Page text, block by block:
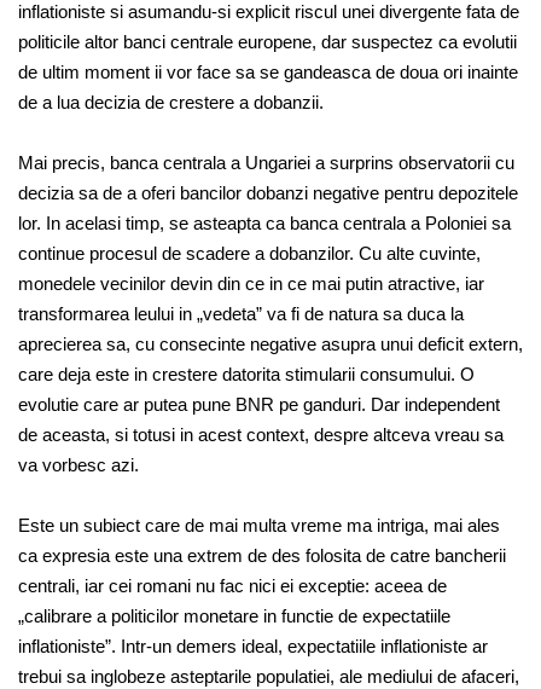
inflationiste si asumandu-si explicit riscul unei divergente fata de
politicile altor banci centrale europene, dar suspectez ca evolutii
de ultim moment ii vor face sa se gandeasca de doua ori inainte
de a lua decizia de crestere a dobanzii.
Mai precis, banca centrala a Ungariei a surprins observatorii cu
decizia sa de a oferi bancilor dobanzi negative pentru depozitele
lor. In acelasi timp, se asteapta ca banca centrala a Poloniei sa
continue procesul de scadere a dobanzilor. Cu alte cuvinte,
monedele vecinilor devin din ce in ce mai putin atractive, iar
transformarea leului in „vedeta” va fi de natura sa duca la
aprecierea sa, cu consecinte negative asupra unui deficit extern,
care deja este in crestere datorita stimularii consumului. O
evolutie care ar putea pune BNR pe ganduri. Dar independent
de aceasta, si totusi in acest context, despre altceva vreau sa
va vorbesc azi.
Este un subiect care de mai multa vreme ma intriga, mai ales
ca expresia este una extrem de des folosita de catre bancherii
centrali, iar cei romani nu fac nici ei exceptie: aceea de
„calibrare a politicilor monetare in functie de expectatiile
inflationiste”. Intr-un demers ideal, expectatiile inflationiste ar
trebui sa inglobeze asteptarile populatiei, ale mediului de afaceri,